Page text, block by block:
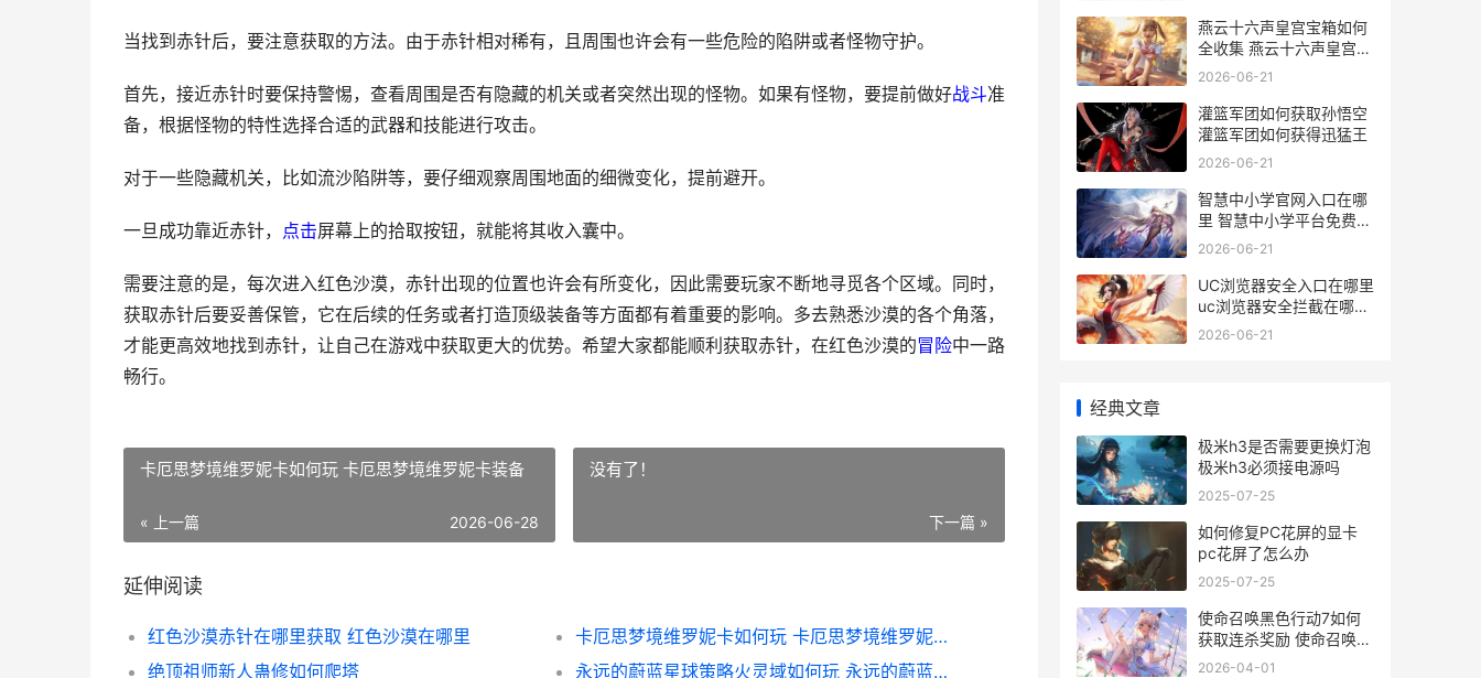
当找到赤针后，要注意获取的方法。由于赤针相对稀有，且周围也许会有一些危险的陷阱或者怪物守护。
首先，接近赤针时要保持警惕，查看周围是否有隐藏的机关或者突然出现的怪物。如果有怪物，要提前做好战斗准
备，根据怪物的特性选择合适的武器和技能进行攻击。
对于一些隐藏机关，比如流沙陷阱等，要仔细观察周围地面的细微变化，提前避开。
一旦成功靠近赤针， 点击屏幕上的拾取按钮，就能将其收入囊中。
需要注意的是，每次进入红色沙漠，赤针出现的位置也许会有所变化，因此需要玩家不断地寻觅各个区域。同时，
获取赤针后要妥善保管，它在后续的任务或者打造顶级装备等方面都有着重要的影响。多去熟悉沙漠的各个角落，
才能更高效地找到赤针，让自己在游戏中获取更大的优势。希望大家都能顺利获取赤针，在红色沙漠的冒险中一路
畅行。
卡厄思梦境维罗妮卡如何玩 卡厄思梦境维罗妮卡装备
« 上一篇 2026-06-28
没有了！
下一篇 »
延伸阅读
红色沙漠赤针在哪里获取 红色沙漠在哪里
卡厄思梦境维罗妮卡如何玩 卡厄思梦境维罗妮卡装备
绝顶祖师新人蛊修如何爬塔
永远的蔚蓝星球策略火灵域如何玩 永远的蔚蓝星球金色专区
燕云十六声皇宫宝箱如何
全收集 燕云十六声皇宫福
宁殿宝箱
2026-06-21
灌篮军团如何获取孙悟空
灌篮军团如何获得迅猛王
2026-06-21
智慧中小学官网入口在哪
里 智慧中小学平台免费网
课
2026-06-21
UC浏览器安全入口在哪里
uc浏览器安全拦截在哪里
关闭
2026-06-21
经典文章
极米h3是否需要更换灯泡
极米h3必须接电源吗
2025-07-25
如何修复PC花屏的显卡
pc花屏了怎么办
2025-07-25
使命召唤黑色行动7如何
获取连杀奖励 使命召唤黑
色行动有几部
2026-04-01